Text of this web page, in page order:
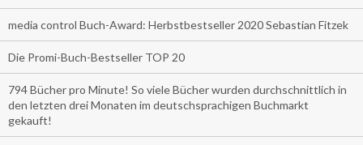
media control Buch-Award: Herbstbestseller 2020 Sebastian Fitzek
Die Promi-Buch-Bestseller TOP 20
794 Bücher pro Minute! So viele Bücher wurden durchschnittlich in
den letzten drei Monaten im deutschsprachigen Buchmarkt
gekauft!